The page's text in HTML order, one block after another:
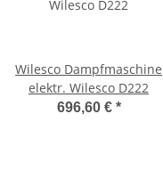
Wilesco Dampfmaschine
elektr. Wilesco D222
696,60 € *